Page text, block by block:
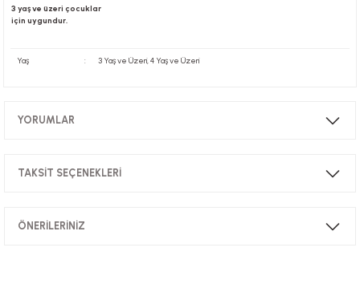
3 yaş ve üzeri çocuklar
için uygundur.
Yaş : 3 Yaş ve Üzeri, 4 Yaş ve Üzeri
YORUMLAR
Bu ürüne ilk yorumu siz yapın!
TAKSİT SEÇENEKLERİ
ÖNERİLERİNİZ